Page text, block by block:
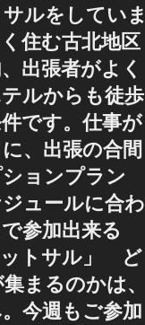
ルをしていま
住む古北地区
出張者がよく
ルからも徒歩
です。仕事が
、出張の合間
ョンプラン
ュールに合わ
参加出来る
ットサル」 ど
まるのかは、
今週もご参加